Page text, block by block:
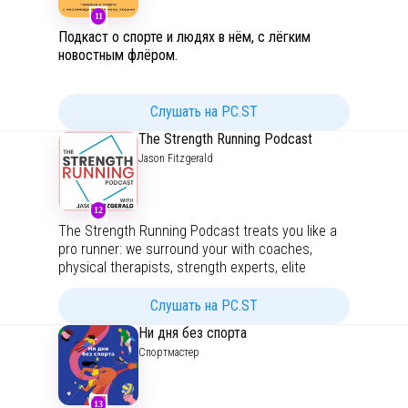
11
Подкаст о спорте и людях в нём, с лёгким
новостным флёром.
ненадёжного паблика о SUP-спорте, и Павел
Петров - профессиональный каноист,
трёхкратный чемпион мира и завидный папочка
самого милого дитя на планете.
https://t.me/bitchstart
https://t.me/papapashik
Слушать на PC.ST
12
The Strength Running Podcast
Jason Fitzgerald
The Strength Running Podcast treats you like a
pro runner: we surround your with coaches,
physical therapists, strength experts, elite
leaders. We only have one goal: to help you run
faster. Guests include world-class academics,
clinicians, runners, coaches, and subject matter
experts like David Roche, Victoria Sekely, Sally
McRae, Zach Bitter, and hundreds more! We also
publish coaching calls with Jason working
Слушать на PC.ST
13
Ни дня без спорта
Спортмастер